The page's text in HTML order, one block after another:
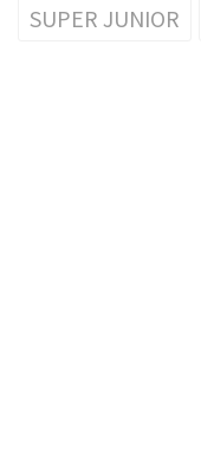
SUPER JUNIOR